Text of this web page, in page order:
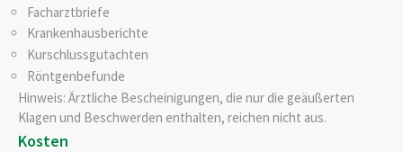
Facharztbriefe
Krankenhausberichte
Kurschlussgutachten
Röntgenbefunde
Hinweis: Ärztliche Bescheinigungen, die nur die geäußerten
Klagen und Beschwerden enthalten, reichen nicht aus.
Kosten